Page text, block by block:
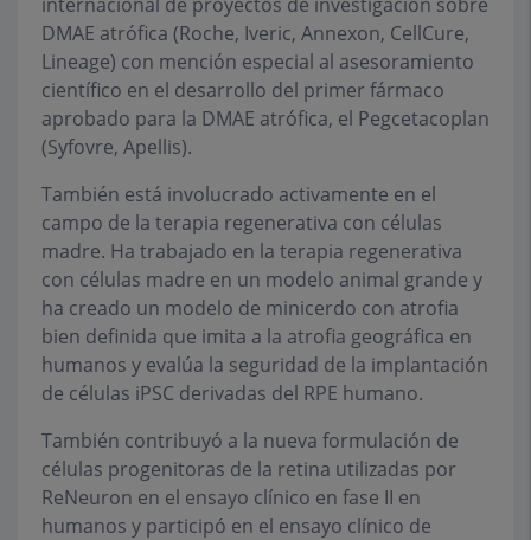
DMAE atrófica (Roche, Iveric, Annexon, CellCure,
Lineage) con mención especial al asesoramiento
científico en el desarrollo del primer fármaco
aprobado para la DMAE atrófica, el Pegcetacoplan
(Syfovre, Apellis).
También está involucrado activamente en el
campo de la terapia regenerativa con células
madre. Ha trabajado en la terapia regenerativa
con células madre en un modelo animal grande y
ha creado un modelo de minicerdo con atrofia
bien definida que imita a la atrofia geográfica en
humanos y evalúa la seguridad de la implantación
de células iPSC derivadas del RPE humano.
También contribuyó a la nueva formulación de
células progenitoras de la retina utilizadas por
ReNeuron en el ensayo clínico en fase II en
humanos y participó en el ensayo clínico de